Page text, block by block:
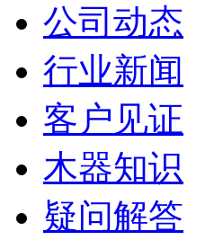
公司动态
行业新闻
客户见证
木器知识
疑问解答